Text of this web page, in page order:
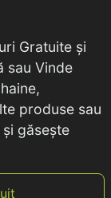
Gratuite și
sau Vinde
produse sau
găsește